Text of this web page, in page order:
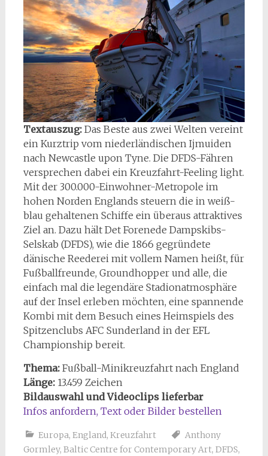
Textauszug: Das Beste aus zwei Welten vereint
ein Kurztrip vom niederländischen Ijmuiden
nach Newcastle upon Tyne. Die DFDS-Fähren
versprechen dabei ein Kreuzfahrt-Feeling light.
Mit der 300.000-Einwohner-Metropole im
hohen Norden Englands steuern die in weiß-
blau gehaltenen Schiffe ein überaus attraktives
Ziel an. Dazu hält Det Forenede Dampskibs-
Selskab (DFDS), wie die 1866 gegründete
dänische Reederei mit vollem Namen heißt, für
Fußballfreunde, Groundhopper und alle, die
einfach mal die legendäre Stadionatmosphäre
auf der Insel erleben möchten, eine spannende
Kombi mit dem Besuch eines Heimspiels des
Spitzenclubs AFC Sunderland in der EFL
Championship bereit.
Thema: Fußball-Minikreuzfahrt nach England
Länge: 13.459 Zeichen
Bildauswahl und Videoclips lieferbar
Infos anfordern, Text oder Bilder bestellen
Europa, England, Kreuzfahrt
Anthony
Gormley, Baltic Centre for Contemporary Art, DFDS,